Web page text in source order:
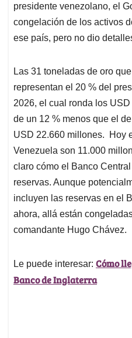
presidente venezolano, el
congelación de los activos
ese país, pero no dio
Las 31 toneladas de oro
representan el 20 % del
2026, el cual ronda los
de un 12 % menos que el
USD 22.660 millones. Hoy
Venezuela son 11.000
claro cómo el Banco
reservas. Aunque
incluyen las reservas en el
ahora, allá están
comandante Hugo Chávez.
Le puede interesar: Cómo
Banco de Inglaterra